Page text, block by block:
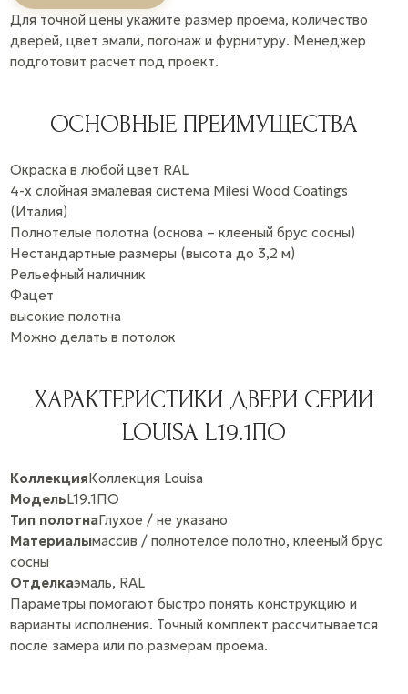
Для точной цены укажите размер проема, количество
дверей, цвет эмали, погонаж и фурнитуру. Менеджер
подготовит расчет под проект.
ОСНОВНЫЕ ПРЕИМУЩЕСТВА
Окраска в любой цвет RAL
4-х слойная эмалевая система Milesi Wood Coatings
(Италия)
Полнотелые полотна (основа – клееный брус сосны)
Нестандартные размеры (высота до 3,2 м)
Рельефный наличник
Фацет
высокие полотна
Можно делать в потолок
ХАРАКТЕРИСТИКИ ДВЕРИ СЕРИИ
LOUISA L19.1ПО
КоллекцияКоллекция Louisa
МодельL19.1ПО
Тип полотнаГлухое / не указано
Материалымассив / полнотелое полотно, клееный брус
сосны
Отделкаэмаль, RAL
Параметры помогают быстро понять конструкцию и
варианты исполнения. Точный комплект рассчитывается
после замера или по размерам проема.